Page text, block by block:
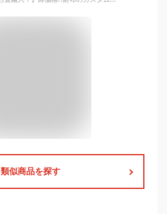
類似商品を探す